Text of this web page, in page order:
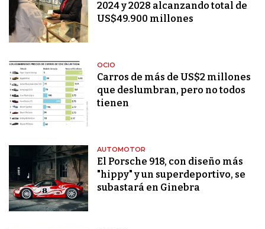
2024 y 2028 alcanzando total de
US$49.900 millones
OCIO
Carros de más de US$2 millones
que deslumbran, pero no todos
tienen
AUTOMOTOR
El Porsche 918, con diseño más
"hippy" y un superdeportivo, se
subastará en Ginebra